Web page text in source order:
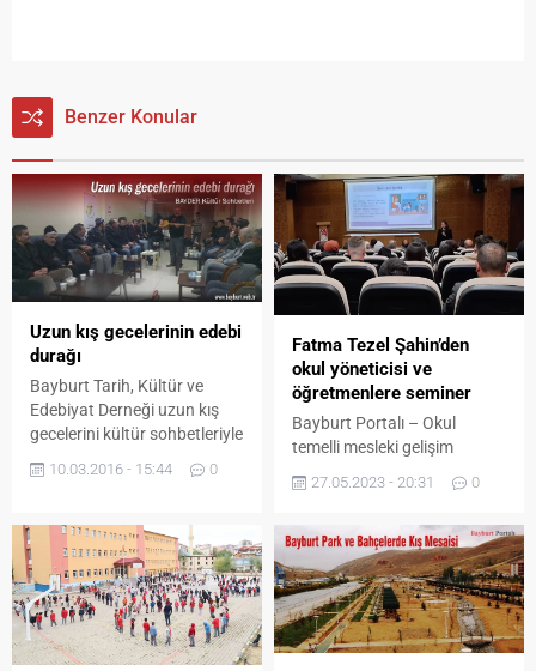
Benzer Konular
Uzun kış gecelerinin edebi
durağı
Bayburt Tarih, Kültür ve
Edebiyat Derneği uzun kış
gecelerini kültür sohbetleriyle
renklendiriyor. Yaklaşık 2
aydır dernek binasında her
Bayburt Kültürü’nü çok
yönlü bir şekilde tanıma
fırsatı veriyor. Bayburt
Türküleri, halk oyunları, ağız
barı gibi geleneklerin usta
isimler tarafından
10.03.2016 - 15:44 0
Fatma Tezel Şahin’den
okul yöneticisi ve
öğretmenlere seminer
Bayburt Portalı – Okul
temelli mesleki gelişim
okullarında görev yapan okul
seminer verildi. İl Milli Eğitim
Müdürlüğünün tertip ettiği
seminerde Gazi Üniversitesi
Öğretim Üyesi Prof. Dr.
Fatma Tezel Şahin, ilimizdeki
27.05.2023 - 20:31 0